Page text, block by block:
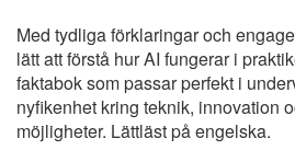
Med tydliga förklaringar och
lätt att förstå hur AI fungerar i
faktabok som passar perfekt i
nyfikenhet kring teknik, innovation
möjligheter. Lättläst på engelska.